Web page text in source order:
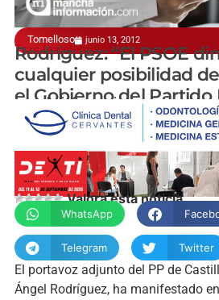
Tomelloso junio 13, 2012
Tras la celebración del Pleno en las
Rodríguez: “El PSOE
cualquier posibilidad
el Gobierno del Partido
manchainformacion.com
Valora esta noticia
WhatsApp
Telegram Twitter
El portavoz adjunto del PP de
Ángel Rodríguez, ha manifestado